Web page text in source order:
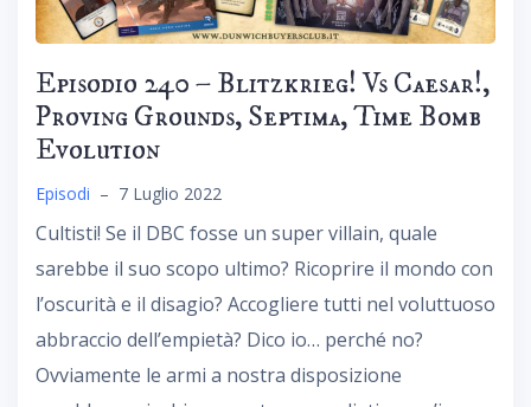
Episodio 240 – Blitzkrieg! Vs Caesar!,
Proving Grounds, Septima, Time Bomb
Evolution
Episodi – 7 Luglio 2022
Cultisti! Se il DBC fosse un super villain, quale
sarebbe il suo scopo ultimo? Ricoprire il mondo con
l’oscurità e il disagio? Accogliere tutti nel voluttuoso
abbraccio dell’empietà? Dico io… perché no?
Ovviamente le armi a nostra disposizione